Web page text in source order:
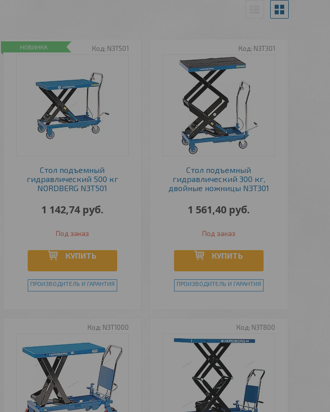
N3T501
НОВИНКА
Стол подъемный
гидравлический 500 кг
NORDBERG N3T501
1 142,74 руб.
Под заказ
КУПИТЬ
ПРОИЗВОДИТЕЛЬ И ГАРАНТИЯ
N3T301
Стол подъемный
гидравлический 300 кг,
двойные ножницы N3T301
1 561,40 руб.
Под заказ
КУПИТЬ
ПРОИЗВОДИТЕЛЬ И ГАРАНТИЯ
N3T1000 N3T800